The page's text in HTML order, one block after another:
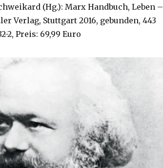
(Hg.): Marx Handbuch, Leben –
Verlag, Stuttgart 2016, gebunden, 443
2, Preis: 69,99 Euro